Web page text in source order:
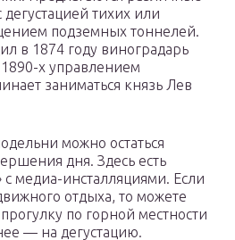
тихих или
подземных тоннелей.
в 1874 году виноградарь
х управлением
заниматься князь Лев
можно остаться
дня. Здесь есть
с медиа-инсталляциями. Если
отдыха, то можете
по горной местности
— на дегустацию.